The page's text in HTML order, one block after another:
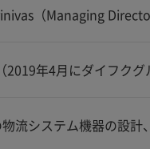
（Managing
2019年4月にダイフクグ
流システム機器の設